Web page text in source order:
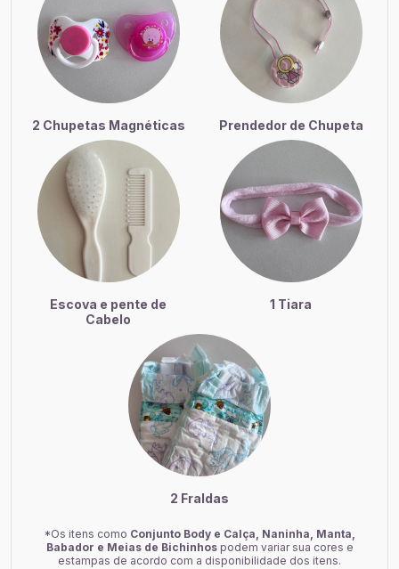
2 Chupetas Magnéticas Prendedor de Chupeta
Escova e pente de
Cabelo
1 Tiara
2 Fraldas
*Os itens como Conjunto Body e Calça, Naninha, Manta,
Babador e Meias de Bichinhospodem variar sua cores e
estampas de acordo com a disponibilidade dos itens.